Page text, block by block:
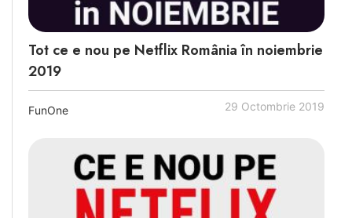
Tot ce e nou pe Netflix România în noiembrie
2019
FunOne 29 Octombrie 2019